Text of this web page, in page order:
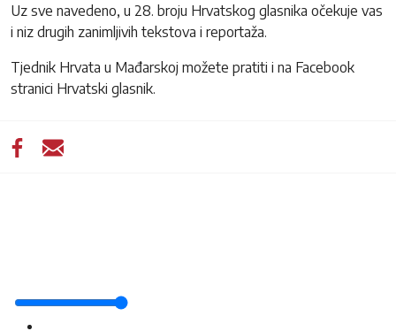
Uz sve navedeno, u 28. broju Hrvatskog glasnika očekuje vas
i niz drugih zanimljivih tekstova i reportaža.
Tjednik Hrvata u Mađarskoj možete pratiti i na Facebook
stranici Hrvatski glasnik.